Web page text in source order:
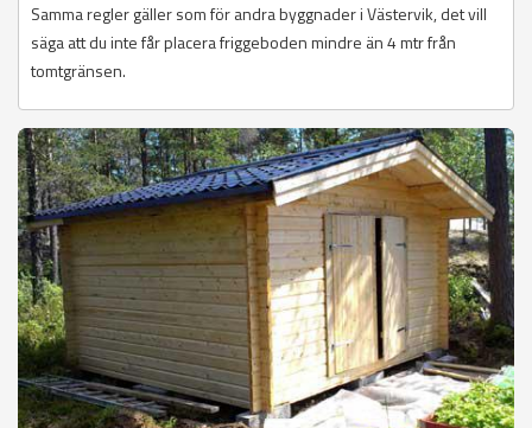
Samma regler gäller som för andra byggnader i Västervik, det vill
säga att du inte får placera friggeboden mindre än 4 mtr från
tomtgränsen.